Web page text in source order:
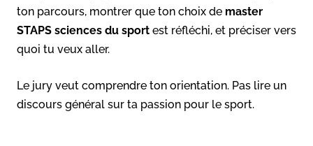
ton parcours, montrer que ton choix de master
STAPS sciences du sport est réfléchi, et préciser vers
quoi tu veux aller.
Le jury veut comprendre ton orientation. Pas lire un
discours général sur ta passion pour le sport.